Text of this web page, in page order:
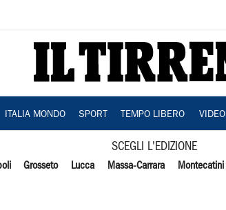
ITALIA MONDO SPORT TEMPO LIBERO VIDEO
SCEGLI L'EDIZIONE
Grosseto Lucca Massa-Carrara Montecatini